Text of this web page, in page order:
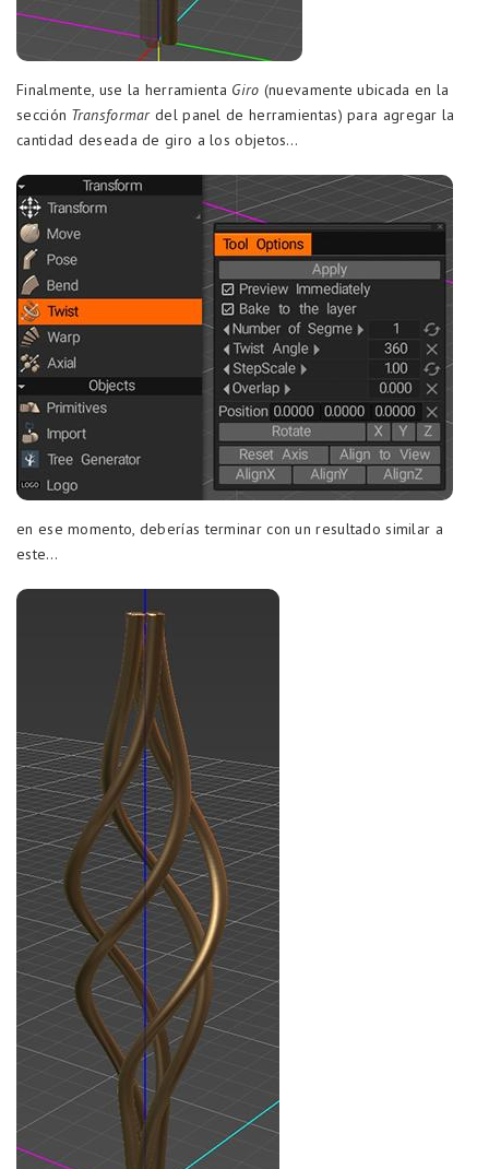
Finalmente, use la herramienta Giro (nuevamente ubicada en la
sección Transformardel panel de herramientas) para agregar la
cantidad deseada de giro a los objetos…
en ese momento, deberías terminar con un resultado similar a
este…